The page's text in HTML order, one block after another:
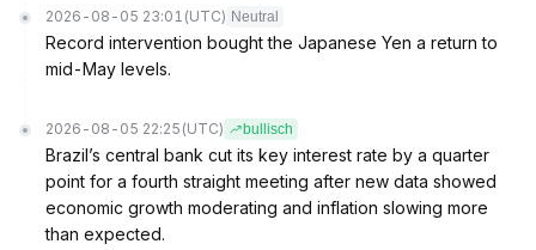
2026-08-05 23:01 (UTC) Neutral
Record intervention bought the Japanese Yen a return to
mid-May levels.
2026-08-05 22:25 (UTC) bullisch
Brazil’s central bank cut its key interest rate by a quarter
point for a fourth straight meeting after new data showed
economic growth moderating and inflation slowing more
than expected.